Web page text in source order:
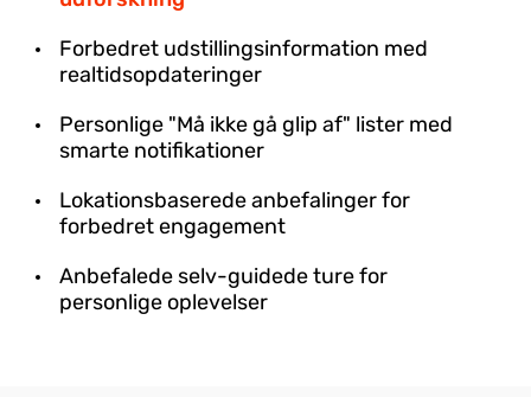
Forbedret udstillingsinformation med
realtidsopdateringer
Personlige "Må ikke gå glip af" lister med
smarte notifikationer
Lokationsbaserede anbefalinger for
forbedret engagement
Anbefalede selv-guidede ture for
personlige oplevelser